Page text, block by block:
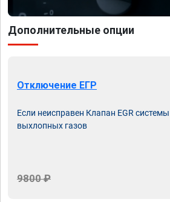
Дополнительные опции
Отключение ЕГР
Если неисправен Клапан EGR
выхлопных газов
9800 ₽